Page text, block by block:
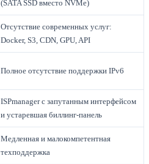
(SATA SSD вместо NVMe)
Отсутствие современных услуг:
Docker, S3, CDN, GPU, API
Полное отсутствие поддержки IPv6
ISPmanager с запутанным интерфейсом
и устаревшая биллинг-панель
Медленная и малокомпетентная
техподдержка